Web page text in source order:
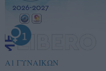
Α1 ΓΥΝΑΙΚΩΝ